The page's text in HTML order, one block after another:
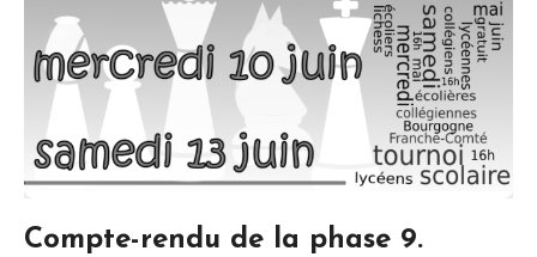
Compte-rendu de la phase 9.